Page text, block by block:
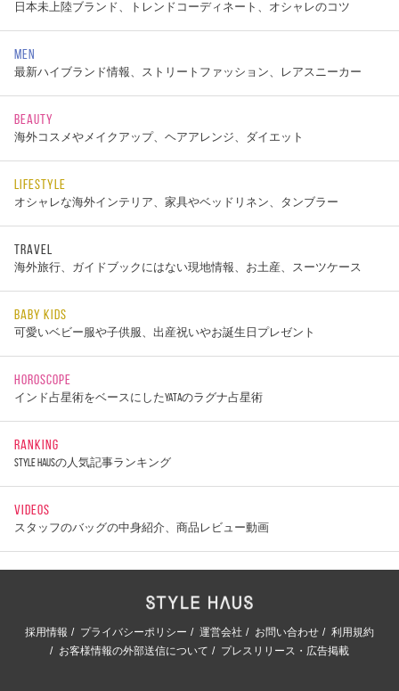
日本未上陸ブランド、トレンドコーディネート、オシャレのコツ
MEN
最新ハイブランド情報、ストリートファッション、レアスニーカー
BEAUTY
海外コスメやメイクアップ、ヘアアレンジ、ダイエット
LIFESTYLE
オシャレな海外インテリア、家具やベッドリネン、タンブラー
TRAVEL
海外旅行、ガイドブックにはない現地情報、お土産、スーツケース
BABY KIDS
可愛いベビー服や子供服、出産祝いやお誕生日プレゼント
HOROSCOPE
インド占星術をベースにしたYATAのラグナ占星術
RANKING
STYLE HAUSの人気記事ランキング
VIDEOS
スタッフのバッグの中身紹介、商品レビュー動画
採用情報 プライバシーポリシー 運営会社 お問い合わせ
利用規約
お客様情報の外部送信について
プレスリリース・広告掲載